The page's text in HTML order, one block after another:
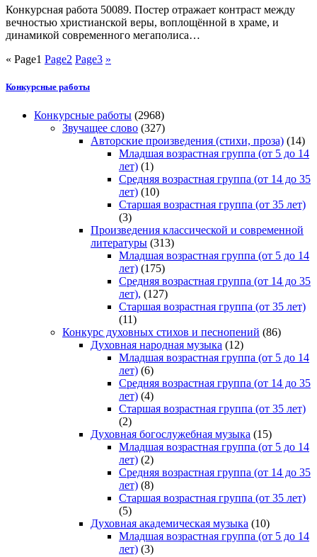
Конкурсная работа 50089. Постер отражает контраст между
вечностью христианской веры, воплощённой в храме, и
динамикой современного мегаполиса…
« Page1 Page2 Page3 »
Конкурсные работы
Конкурсные работы (2968)
Звучащее слово (327)
Авторские произведения (стихи, проза) (14)
Младшая возрастная группа (от 5 до 14
лет) (1)
Средняя возрастная группа (от 14 до 35
лет) (10)
Старшая возрастная группа (от 35 лет)
(3)
Произведения классической и современной
литературы (313)
Младшая возрастная группа (от 5 до 14
лет) (175)
Средняя возрастная группа (от 14 до 35
лет), (127)
Старшая возрастная группа (от 35 лет)
(11)
Конкурс духовных стихов и песнопений (86)
Духовная народная музыка (12)
Младшая возрастная группа (от 5 до 14
лет) (6)
Средняя возрастная группа (от 14 до 35
лет) (4)
Старшая возрастная группа (от 35 лет)
(2)
Духовная богослужебная музыка (15)
Младшая возрастная группа (от 5 до 14
лет) (2)
Средняя возрастная группа (от 14 до 35
лет) (8)
Старшая возрастная группа (от 35 лет)
(5)
Духовная академическая музыка (10)
Младшая возрастная группа (от 5 до 14
лет) (3)